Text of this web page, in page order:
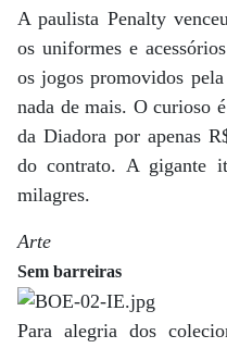
A paulista Penalty
os uniformes e
os jogos promovidos
nada de mais. O curioso
da Diadora por apenas
do contrato. A gigante
milagres.
Arte
Sem barreiras
Para alegria dos